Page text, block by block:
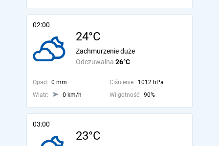
02:00
24°C
Odczuwalna 26°C
Zachmurzenie duże
Opad: 0 mm Ciśnienie: 1012 hPa
Wiatr:
0 km/h Wilgotność: 90%
03:00
23°C